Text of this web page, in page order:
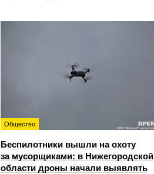
Общество
Беспилотники вышли на охоту
за мусорщиками: в Нижегородской
области дроны начали выявлять